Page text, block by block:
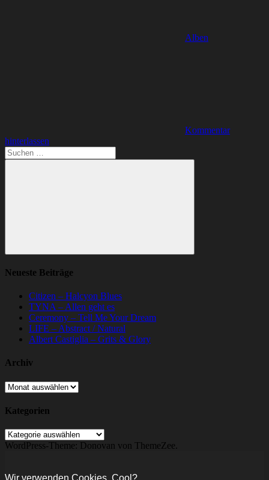
Alben
Kommentar
hinterlassen
Suchen
nach:
Suchen
Neueste Beiträge
Citizen – Halcyon Blues
TYNA – Allen geht es
Ceremony – Tell Me Your Dream
LIFE – Abstract / Natural
Albert Castiglia – Grits & Glory
Archiv
Archiv
Kategorien
Kategorien
WordPress-Theme: Donovan von ThemeZee.